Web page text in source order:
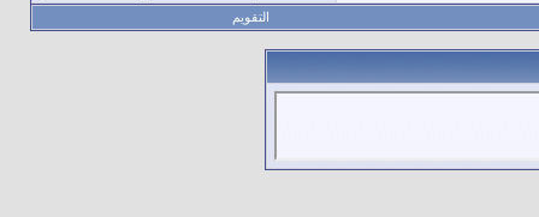
التقويم